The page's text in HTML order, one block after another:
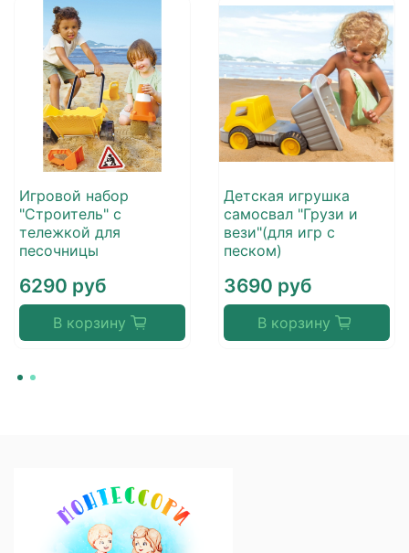
Игровой набор
"Строитель" с
тележкой для
песочницы
6290 руб
В корзину
Детская игрушка
самосвал "Грузи и
вези"(для игр с
песком)
3690 руб
В корзину